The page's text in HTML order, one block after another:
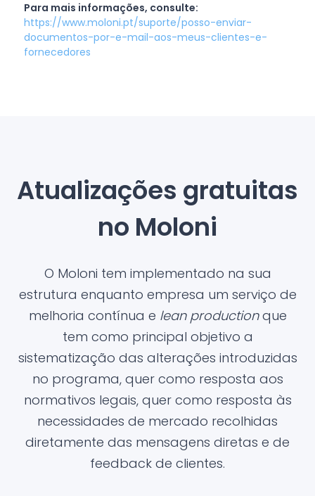
Para mais informações, consulte:
https://www.moloni.pt/suporte/posso-enviar-
documentos-por-e-mail-aos-meus-clientes-e-
fornecedores
Atualizações gratuitas
no Moloni
O Moloni tem implementado na sua
estrutura enquanto empresa um serviço de
melhoria contínua e lean productionque
tem como principal objetivo a
sistematização das alterações introduzidas
no programa, quer como resposta aos
normativos legais, quer como resposta às
necessidades de mercado recolhidas
diretamente das mensagens diretas e de
feedback de clientes.